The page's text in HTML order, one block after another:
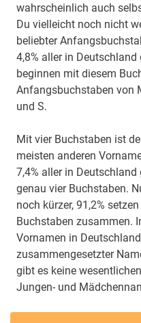
wahrscheinlich auch
Du vielleicht noch nicht
beliebter
4,8% aller in
beginnen mit diesem
Anfangsbuchstaben von
und S.
Mit vier Buchstaben ist
meisten anderen
7,4% aller in
genau vier Buchstaben.
noch kürzer, 91,2%
Buchstaben zusammen.
Vornamen in
zusammengesetzter
gibt es keine
Jungen- und